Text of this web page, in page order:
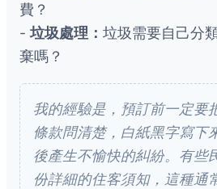
費？
-垃圾處理： 垃圾需要自己分
棄嗎？
我的經驗是，預訂前一定要
條款問清楚，白紙黑字寫下
後產生不愉快的糾紛。有些
份詳細的住客須知，這種通